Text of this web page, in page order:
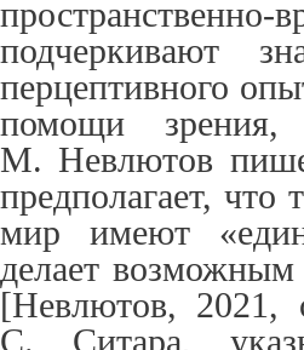
подчеркивают
перцептивного
помощи
М. Невлютов
предполагает,
мир имеют
делает возможным
[Невлютов, 2021,
С. Ситара,